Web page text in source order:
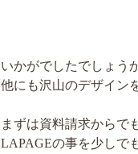
いかがでしたでしょう
他にも沢山のデザイン
まずは資料請求からで
LAPAGEの事を少しで